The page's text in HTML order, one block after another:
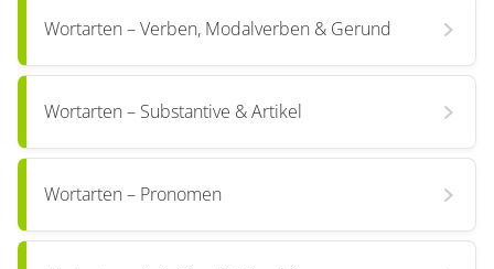
Wortarten – Verben, Modalverben & Gerund
Wortarten – Substantive & Artikel
Wortarten – Pronomen